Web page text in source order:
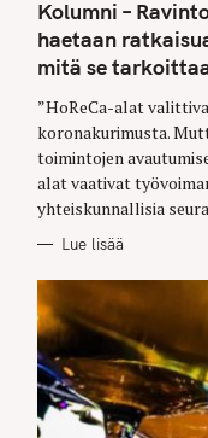
T
E
G
O
R
I
S
Kolumni –
haetaan
mitä se
”HoReCa-alat
koronakurimusta.
toimintojen
alat vaativat
yhteiskunnallisia
Lue lisää